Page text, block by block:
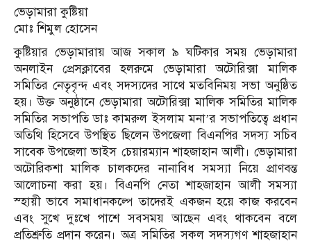
ভেড়ামারা কুষ্টিয়া
মোঃ শিমুল হোসেন
কুষ্টিয়ার ভেড়ামারায় আজ সকাল ৯ ঘটিকার সময় ভেড়ামারা
অনলাইন প্রেসক্লাবের হলরুমে ভেড়ামারা অটোরিক্সা মালিক
সমিতির নেতৃবৃন্দ এবং সদস্যদের সাথে মতবিনিময় সভা অনুষ্ঠিত
হয়। উক্ত অনুষ্ঠানে ভেড়ামারা অটোরিক্সা মালিক সমিতির মালিক
সমিতির সভাপতি ডাঃ কামরুল ইসলাম মনা’র সভাপতিত্বে প্রধান
অতিথি হিসেবে উপস্থিত ছিলেন উপজেলা বিএনপির সদস্য সচিব
সাবেক উপজেলা ভাইস চেয়ারম্যান শাহজাহান আলী। ভেড়ামারা
অটোরিকশা মালিক চালকদের নানাবিধ সমস্যা নিয়ে প্রাণবন্ত
আলোচনা করা হয়। বিএনপি নেতা শাহজাহান আলী সমস্যা
স্হায়ী ভাবে সমাধানকল্পে তাদেরই একজন হয়ে কাজ করবেন
এবং সুখে দুঃখে পাশে সবসময় আছেন এবং থাকবেন বলে
প্রতিশ্রুতি প্রদান করেন। অত্র সমিতির সকল সদস্যগণ শাহজাহান